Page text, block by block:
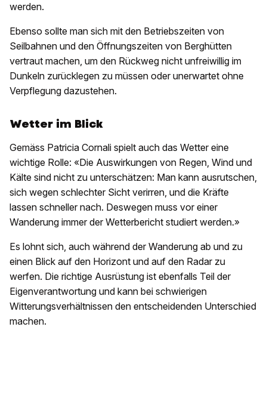
werden.
Ebenso sollte man sich mit den Betriebszeiten von
Seilbahnen und den Öffnungszeiten von Berghütten
vertraut machen, um den Rückweg nicht unfreiwillig im
Dunkeln zurücklegen zu müssen oder unerwartet ohne
Verpflegung dazustehen.
Wetter im Blick
Gemäss Patricia Cornali spielt auch das Wetter eine
wichtige Rolle: «Die Auswirkungen von Regen, Wind und
Kälte sind nicht zu unterschätzen: Man kann ausrutschen,
sich wegen schlechter Sicht verirren, und die Kräfte
lassen schneller nach. Deswegen muss vor einer
Wanderung immer der Wetterbericht studiert werden.»
Es lohnt sich, auch während der Wanderung ab und zu
einen Blick auf den Horizont und auf den Radar zu
werfen. Die richtige Ausrüstung ist ebenfalls Teil der
Eigenverantwortung und kann bei schwierigen
Witterungsverhältnissen den entscheidenden Unterschied
machen.